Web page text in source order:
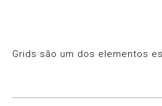
Grids são um dos elementos